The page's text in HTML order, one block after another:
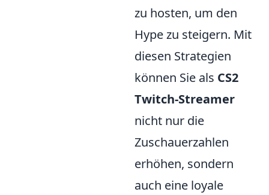
zu hosten, um den
Hype zu steigern. Mit
diesen Strategien
können Sie als CS2
Twitch-Streamer
nicht nur die
Zuschauerzahlen
erhöhen, sondern
auch eine loyale